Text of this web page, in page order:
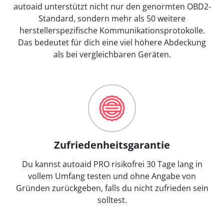
autoaid unterstützt nicht nur den genormten OBD2-
Standard, sondern mehr als 50 weitere
herstellerspezifische Kommunikationsprotokolle.
Das bedeutet für dich eine viel höhere Abdeckung
als bei vergleichbaren Geräten.
Zufriedenheitsgarantie
Du kannst autoaid PRO risikofrei 30 Tage lang in
vollem Umfang testen und ohne Angabe von
Gründen zurückgeben, falls du nicht zufrieden sein
solltest.